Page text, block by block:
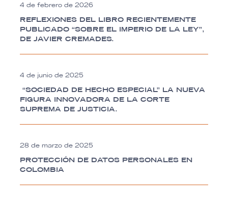
REFLEXIONES DEL LIBRO RECIENTEMENTE
PUBLICADO “SOBRE EL IMPERIO DE LA LEY”,
DE JAVIER CREMADES.
4 de febrero de 2026
“SOCIEDAD DE HECHO ESPECIAL” LA NUEVA
FIGURA INNOVADORA DE LA CORTE
SUPREMA DE JUSTICIA.
4 de junio de 2025
PROTECCIÓN DE DATOS PERSONALES EN
COLOMBIA
28 de marzo de 2025